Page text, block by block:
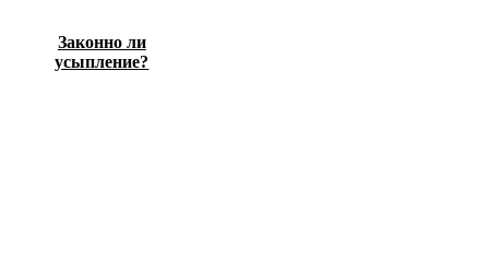
Законно ли
усыпление?